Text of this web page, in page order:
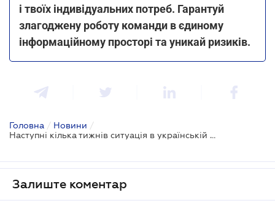
і твоїх індивідуальних потреб. Гарантуй
злагоджену роботу команди в єдиному
інформаційному просторі та уникай ризиків.
Головна / Новини /
Наступні кілька тижнів ситуація в українській енергосистемі буде набагато важчою, ніж сьогодні - Укренерго
Залиште коментар